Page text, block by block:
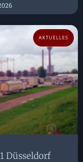
AKTUELLES
Düsseldorf